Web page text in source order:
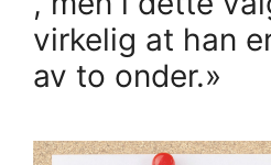
virkelig at han
av to onder.»